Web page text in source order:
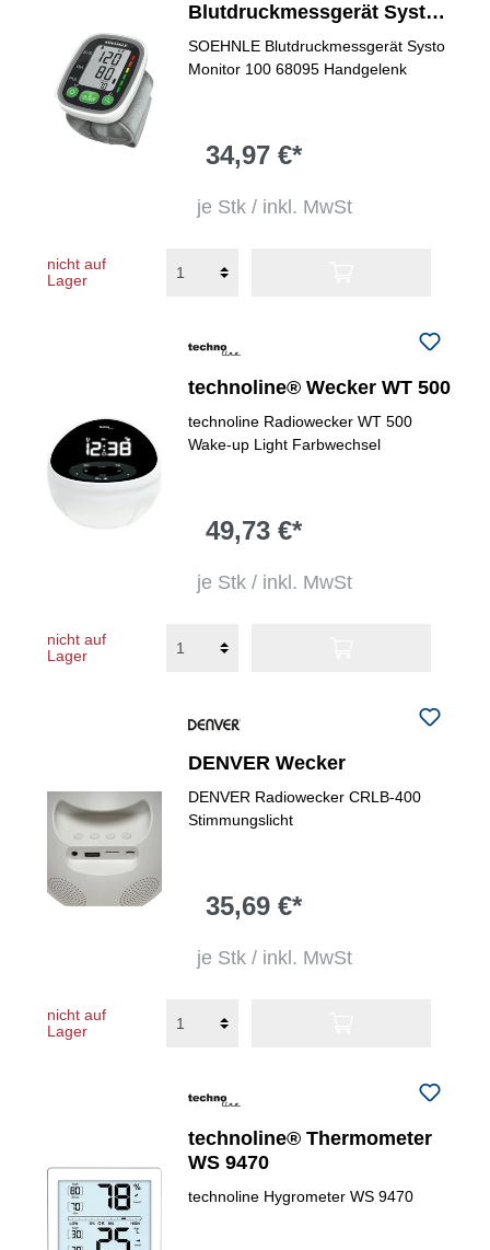
Blutdruckmessgerät Systo
Monitor 100
SOEHNLE Blutdruckmessgerät Systo
Monitor 100 68095 Handgelenk
34,97 €*
je Stk / inkl. MwSt
nicht auf
Lager
technoline® Wecker WT 500
technoline Radiowecker WT 500
Wake-up Light Farbwechsel
49,73 €*
je Stk / inkl. MwSt
nicht auf
Lager
DENVER Wecker
DENVER Radiowecker CRLB-400
Stimmungslicht
35,69 €*
je Stk / inkl. MwSt
nicht auf
Lager
technoline® Thermometer
WS 9470
technoline Hygrometer WS 9470